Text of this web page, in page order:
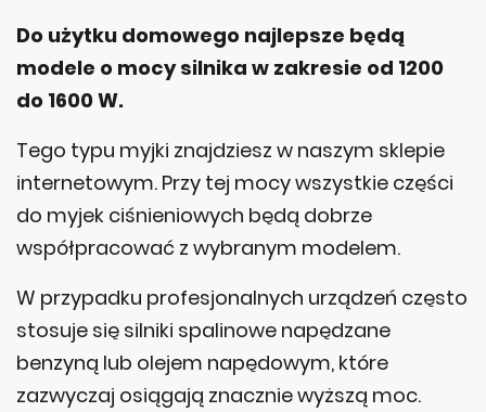
Do użytku domowego najlepsze będą
modele o mocy silnika w zakresie od 1200
do 1600 W.
Tego typu myjki znajdziesz w naszym sklepie
internetowym. Przy tej mocy wszystkie części
do myjek ciśnieniowych będą dobrze
współpracować z wybranym modelem.
W przypadku profesjonalnych urządzeń często
stosuje się silniki spalinowe napędzane
benzyną lub olejem napędowym, które
zazwyczaj osiągają znacznie wyższą moc.